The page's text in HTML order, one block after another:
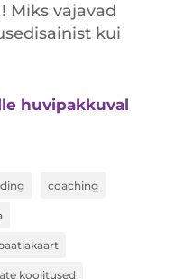
Miks vajavad
kui
huvipakkuval
coaching
koolitused